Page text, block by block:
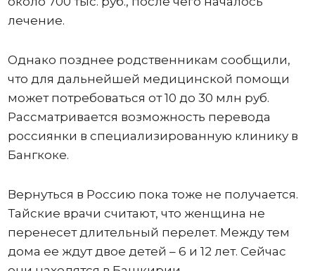
лечение.
Однако позднее родственникам сообщили,
что для дальнейшей медицинской помощи
может потребоваться от 10 до 30 млн руб.
Рассматривается возможность перевода
россиянки в специализированную клинику в
Бангкоке.
Вернуться в Россию пока тоже не получается.
Тайские врачи считают, что женщина не
перенесет длительный перелет. Между тем
дома ее ждут двое детей – 6 и 12 лет. Сейчас